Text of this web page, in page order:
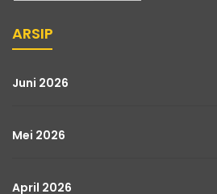
ARSIP
Juni 2026
Mei 2026
April 2026